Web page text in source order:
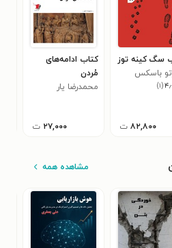
سگ کینه توز
باسکس
(۱)
۸۲,۸۰۰ ت
کتاب ادامه‌های
مُردن
محمدرضا یار
۲۷,۰۰۰ ت
مشاهده همه